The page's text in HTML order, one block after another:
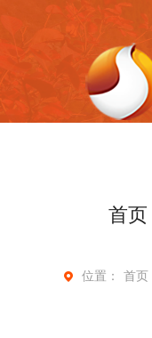
首页
位置： 首页